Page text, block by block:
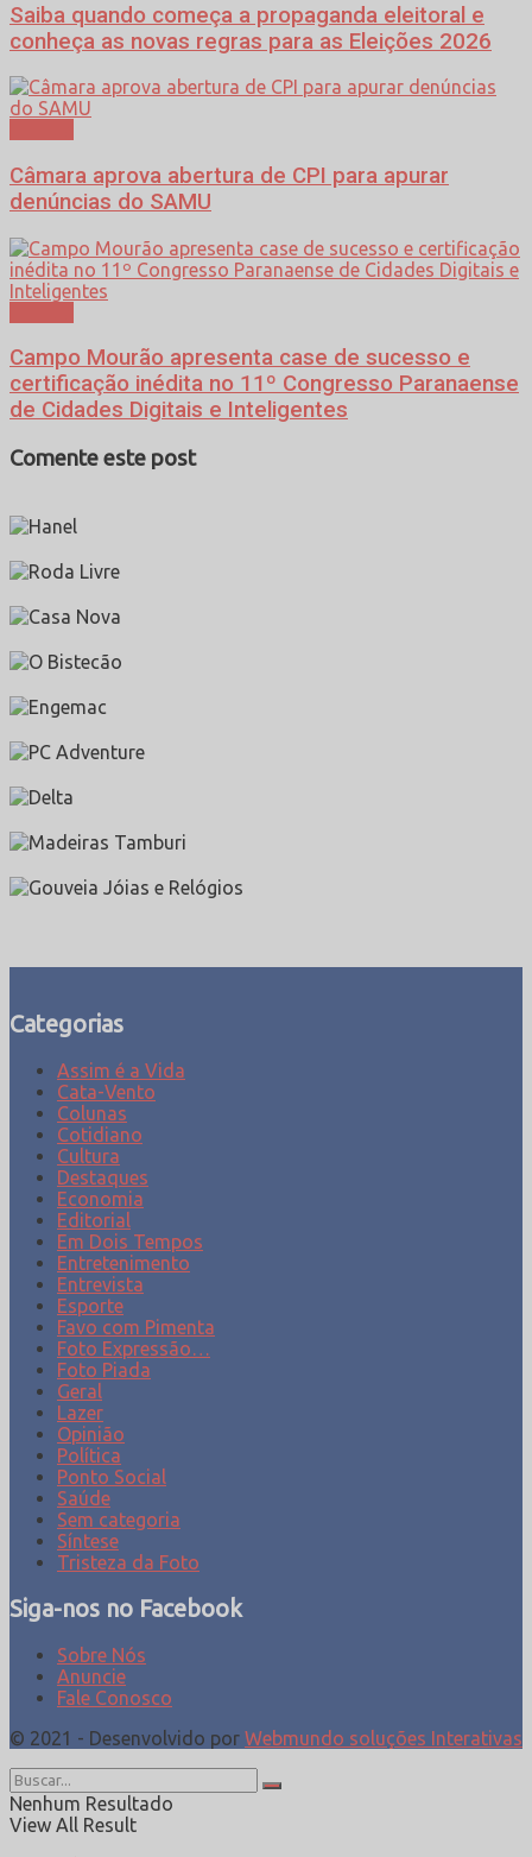
Saiba quando começa a propaganda eleitoral e
conheça as novas regras para as Eleições 2026
Câmara aprova abertura de CPI para apurar
denúncias do SAMU
Campo Mourão apresenta case de sucesso e
certificação inédita no 11º Congresso Paranaense
de Cidades Digitais e Inteligentes
Comente este post
Categorias
Assim é a Vida
Cata-Vento
Colunas
Cotidiano
Cultura
Destaques
Economia
Editorial
Em Dois Tempos
Entretenimento
Entrevista
Esporte
Favo com Pimenta
Foto Expressão…
Foto Piada
Geral
Lazer
Opinião
Política
Ponto Social
Saúde
Sem categoria
Síntese
Tristeza da Foto
Siga-nos no Facebook
Sobre Nós
Anuncie
Fale Conosco
© 2021 - Desenvolvido por Webmundo soluções Interativas
Nenhum Resultado
View All Result